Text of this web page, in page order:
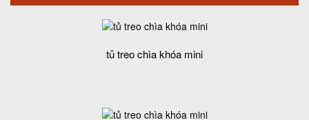
tủ treo chìa khóa mini